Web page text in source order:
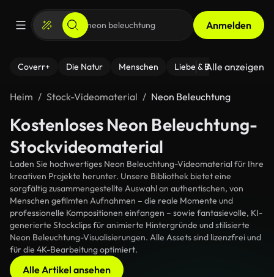
Anmelden
Coverr+ Die Natur Menschen Liebe & Beziehungen
Alle anzeigen
Heim Stock-Videomaterial Neon Beleuchtung
Kostenloses Neon Beleuchtung-
Stockvideomaterial
Laden Sie hochwertiges Neon Beleuchtung-Videomaterial für Ihre
kreativen Projekte herunter. Unsere Bibliothek bietet eine
sorgfältig zusammengestellte Auswahl an authentischen, von
Menschen gefilmten Aufnahmen – die reale Momente und
professionelle Kompositionen einfangen – sowie fantasievolle, KI-
generierte Stockclips für animierte Hintergründe und stilisierte
Neon Beleuchtung-Visualisierungen. Alle Assets sind lizenzfrei und
für die 4K-Bearbeitung optimiert.
Alle Artikel ansehen